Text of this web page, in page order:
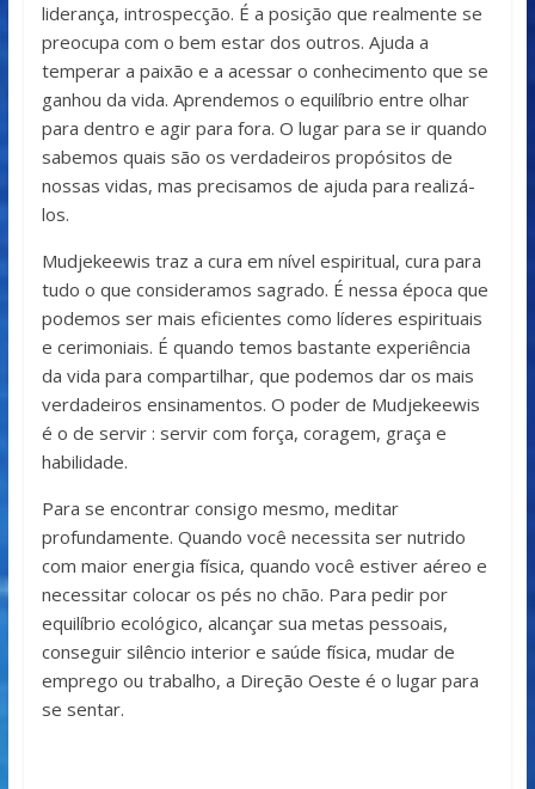
liderança, introspecção. É a posição que realmente se
preocupa com o bem estar dos outros. Ajuda a
temperar a paixão e a acessar o conhecimento que se
ganhou da vida. Aprendemos o equilíbrio entre olhar
para dentro e agir para fora. O lugar para se ir quando
sabemos quais são os verdadeiros propósitos de
nossas vidas, mas precisamos de ajuda para realizá-
los.
Mudjekeewis traz a cura em nível espiritual, cura para
tudo o que consideramos sagrado. É nessa época que
podemos ser mais eficientes como líderes espirituais
e cerimoniais. É quando temos bastante experiência
da vida para compartilhar, que podemos dar os mais
verdadeiros ensinamentos. O poder de Mudjekeewis
é o de servir : servir com força, coragem, graça e
habilidade.
Para se encontrar consigo mesmo, meditar
profundamente. Quando você necessita ser nutrido
com maior energia física, quando você estiver aéreo e
necessitar colocar os pés no chão. Para pedir por
equilíbrio ecológico, alcançar sua metas pessoais,
conseguir silêncio interior e saúde física, mudar de
emprego ou trabalho, a Direção Oeste é o lugar para
se sentar.